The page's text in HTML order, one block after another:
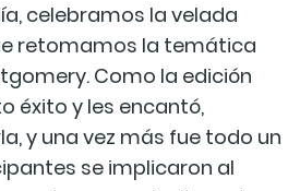
celebramos la velada
retomamos la temática
Como la edición
éxito y les encantó,
y una vez más fue todo un
se implicaron al